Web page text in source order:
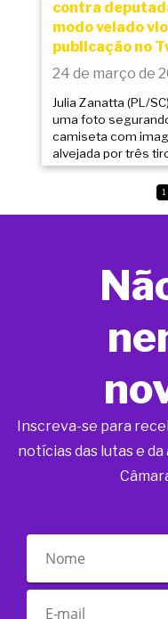
contra
modo velado
publicação no
24 de março de
Julia Zanatta (PL/
uma foto
camiseta com
alvejada por três
1
Inscreva-se para
notícias das lutas e da